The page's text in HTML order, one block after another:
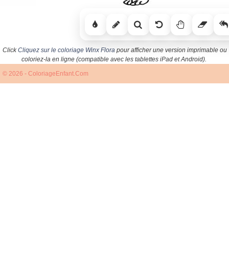
ClickCliquez sur le coloriage Winx Florapour afficher une version imprimable ou
coloriez-la en ligne (compatible avec les tablettes iPad et Android).
© 2026 - ColoriageEnfant.Com